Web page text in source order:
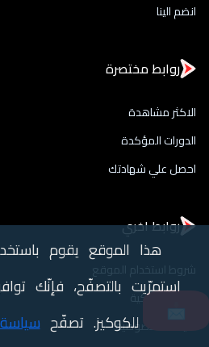
انضم الينا
روابط مختصرة
الاكثر مشاهدة
الدورات المؤكدة
احصل علي شهادتك
روابط اخري
شروط استخدام الموقع
حقوق الملكية
سياسة الخصوصية
هذا الموقع يقوم
استمرّيت بالتصفّح، فإنّك
للكوكيز. تصفّح